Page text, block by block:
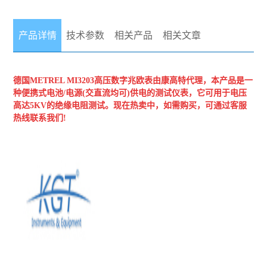
产品详情 技术参数 相关产品 相关文章
德国METREL MI3203高压数字兆欧表由康高特代理，本产品是一
种便携式电池/电源(交直流均可)供电的测试仪表，它可用于电压
高达5KV的绝缘电阻测试。现在热卖中，如需购买，可通过客服
热线联系我们!